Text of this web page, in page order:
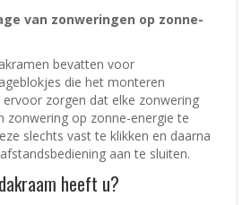
van zonweringen op zonne-
bevatten voor
die het monteren
zorgen dat elke zonwering
zonwering op zonne-energie te
slechts vast te klikken en daarna
aan te sluiten.
heeft u?